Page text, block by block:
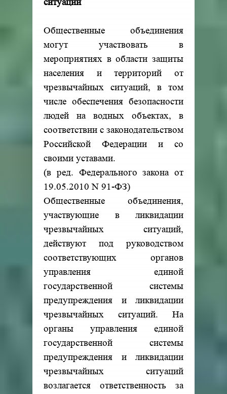
ситуаций
Общественные объединения
могут участвовать в
мероприятиях в области защиты
населения и территорий от
чрезвычайных ситуаций, в том
числе обеспечения безопасности
людей на водных объектах, в
соответствии с законодательством
Российской Федерации и со
своими уставами.
(в ред. Федерального закона от
19.05.2010 N 91-ФЗ)
Общественные объединения,
участвующие в ликвидации
чрезвычайных ситуаций,
действуют под руководством
соответствующих органов
управления единой
государственной системы
предупреждения и ликвидации
чрезвычайных ситуаций. На
органы управления единой
государственной системы
предупреждения и ликвидации
чрезвычайных ситуаций
возлагается ответственность за